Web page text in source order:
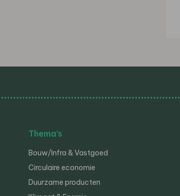
Thema’s
Bouw/Infra & Vastgoed
Circulaire economie
Duurzame producten